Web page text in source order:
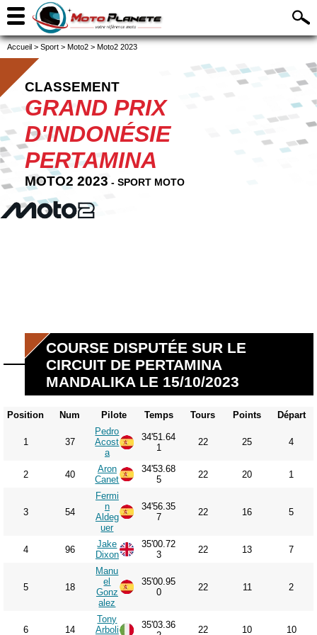
Accueil > Sport > Moto2 > Moto2 2023
CLASSEMENT
GRAND PRIX
D'INDONÉSIE
PERTAMINA
MOTO2 2023 - SPORT MOTO
COURSE DISPUTÉE SUR LE
CIRCUIT DE PERTAMINA
MANDALIKA LE 15/10/2023
Position Num Pilote Temps Tours Points Départ
1 37
Pedro
Acost
a
34'51.64
1
22 25 4
2 40
Aron
Canet
34'53.68
5
22 20 1
3 54
Fermi
n
Aldeg
uer
34'56.35
7
22 16 5
4 96
Jake
Dixon
35'00.72
3
22 13 7
5 18
Manu
el
Gonz
alez
35'00.95
0
22 11 2
6 14
Tony
Arboli
35'03.36
22 10 10